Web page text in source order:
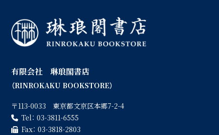
有限会社 琳琅閣書店
（RINROKAKU BOOKSTORE）
〒113-0033 東京都文京区本郷7-2-4
Tel： 03-3811-6555
Fax： 03-3818-2803